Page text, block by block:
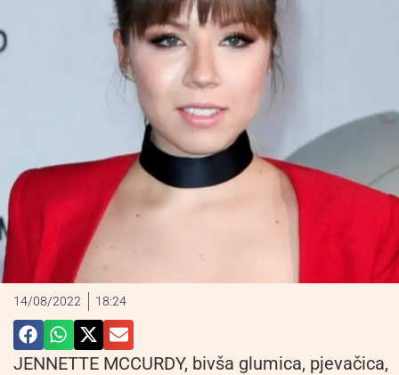
14/08/2022 18:24
JENNETTE MCCURDY, bivša glumica, pjevačica,